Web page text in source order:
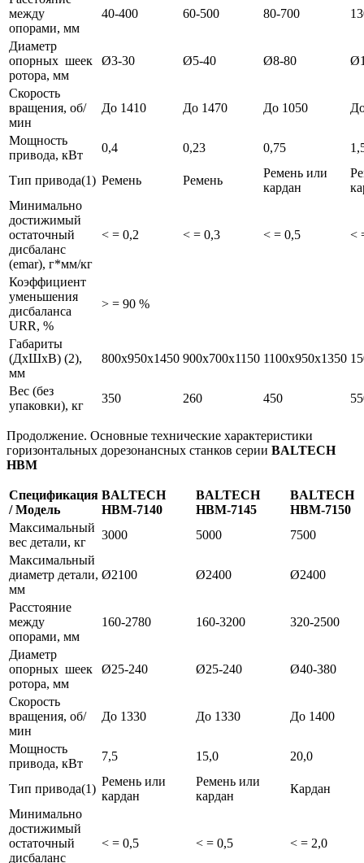
между
опорами, мм
40-400 60-500 80-700
Диаметр
опорных шеек
ротора, мм
Ø3-30 Ø5-40 Ø8-80
Скорость
вращения, об/
мин
До 1410 До 1470 До 1050
Мощность
привода, кВт
0,4 0,23 0,75
Тип привода(1) Ремень Ремень
Ремень или
кардан
Минимально
достижимый
остаточный
дисбаланс
(еmar), г*мм/кг
< = 0,2 < = 0,3 < = 0,5 <
Коэффициент
уменьшения
дисбаланса
URR, %
> = 90 %
Габариты
(ДхШхВ) (2),
мм
800х950х1450 900х700х1150 1100х950х1350
Вес (без
упаковки), кг
350 260 450
Продолжение. Основные технические характеристики
горизонтальных дорезонансных станков серии BALTECH
HBM
Спецификация
/ Модель
BALTECH
HBM-7140
BALTECH
HBM-7145
BALTECH
HBM-7150
Максимальный
вес детали, кг
3000 5000
7500
Максимальный
диаметр детали,
мм
Ø2100 Ø2400 Ø2400
Расстояние
между
опорами, мм
160-2780 160-3200 320-2500
Диаметр
опорных шеек
ротора, мм
Ø25-240 Ø25-240 Ø40-380
Скорость
вращения, об/
мин
До 1330 До 1330 До 1400
Мощность
привода, кВт
7,5 15,0 20,0
Тип привода(1)
Ремень или
кардан
Ремень или
кардан
Кардан
Минимально
достижимый
остаточный
дисбаланс
< = 0,5 < = 0,5 < = 2,0